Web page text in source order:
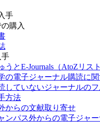
手
購入
手
うとE-Journals（AtoZリスト
の電子ジャーナル購読に
していないジャーナルのフ
方法
からの文献取り寄せ
ンパス外からの電子ジャー